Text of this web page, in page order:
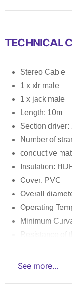
TECHNICAL
Stereo Cable
1 x xlr male
1 x jack male
Length: 10m
Section driver:
Number of
conductive
Insulation:
Cover: PVC
Overall
Operating
Minimum
Resistance of
See more...